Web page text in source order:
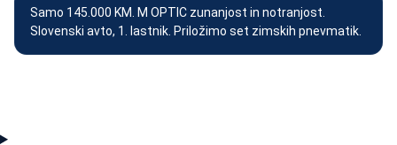
Samo 145.000 KM. M OPTIC zunanjost in notranjost.
Slovenski avto, 1. lastnik. Priložimo set zimskih pnevmatik.